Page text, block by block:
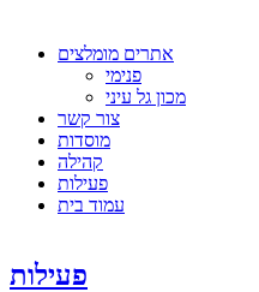
אתרים מומלצים
פנימי
מכון גל עיני
צור קשר
מוסדות
קהילה
פעילות
עמוד בית
פעילות